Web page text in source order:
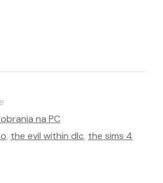
na PC
, the evil within dlc, the sims 4